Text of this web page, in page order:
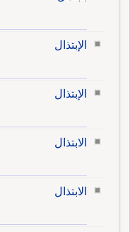
الإبتذال
الإبتذال
الابتذال
الابتذال